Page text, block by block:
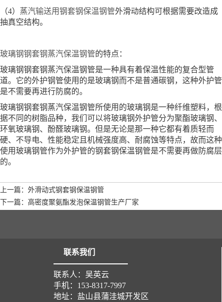
（4） 蒸汽输送用钢套钢保温钢管外滑动结构可根据需要改造成
抽真空结构。
玻璃钢钢套钢蒸汽保温钢管的特点：
玻璃钢钢套钢蒸汽保温钢管是一种具有着保温性能的复合型管
道。它的外护钢管使用的是玻璃钢而不是普通碳钢，这种外护管
是不需要再进行防腐的。
玻璃钢钢套钢蒸汽保温钢管所使用的玻璃钢是一种纤维塑料，根
据不同的树脂品种，我们可以将玻璃钢外护管分为聚酯玻璃钢、
环氧玻璃钢、酚醛玻璃钢。但是无论是那一种它都有着质轻而
硬、不导电、性能稳定且机械强度高、耐腐蚀等特点，故而这种
使用玻璃钢管作为外护管的钢套钢保温钢管是不需要再做防腐层
的。
上一篇：外滑动式钢套钢保温钢管
下一篇：高密度聚氨酯发泡保温钢管生产厂家
联系我们
联系人：吴英云
手机：153-8317-7997
地址：盐山县蒲洼城开发区